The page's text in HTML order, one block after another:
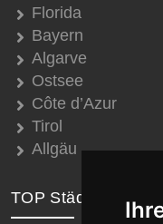
Florida
Bayern
Algarve
Ostsee
Côte d’Azur
Tirol
Allgäu
TOP Städte